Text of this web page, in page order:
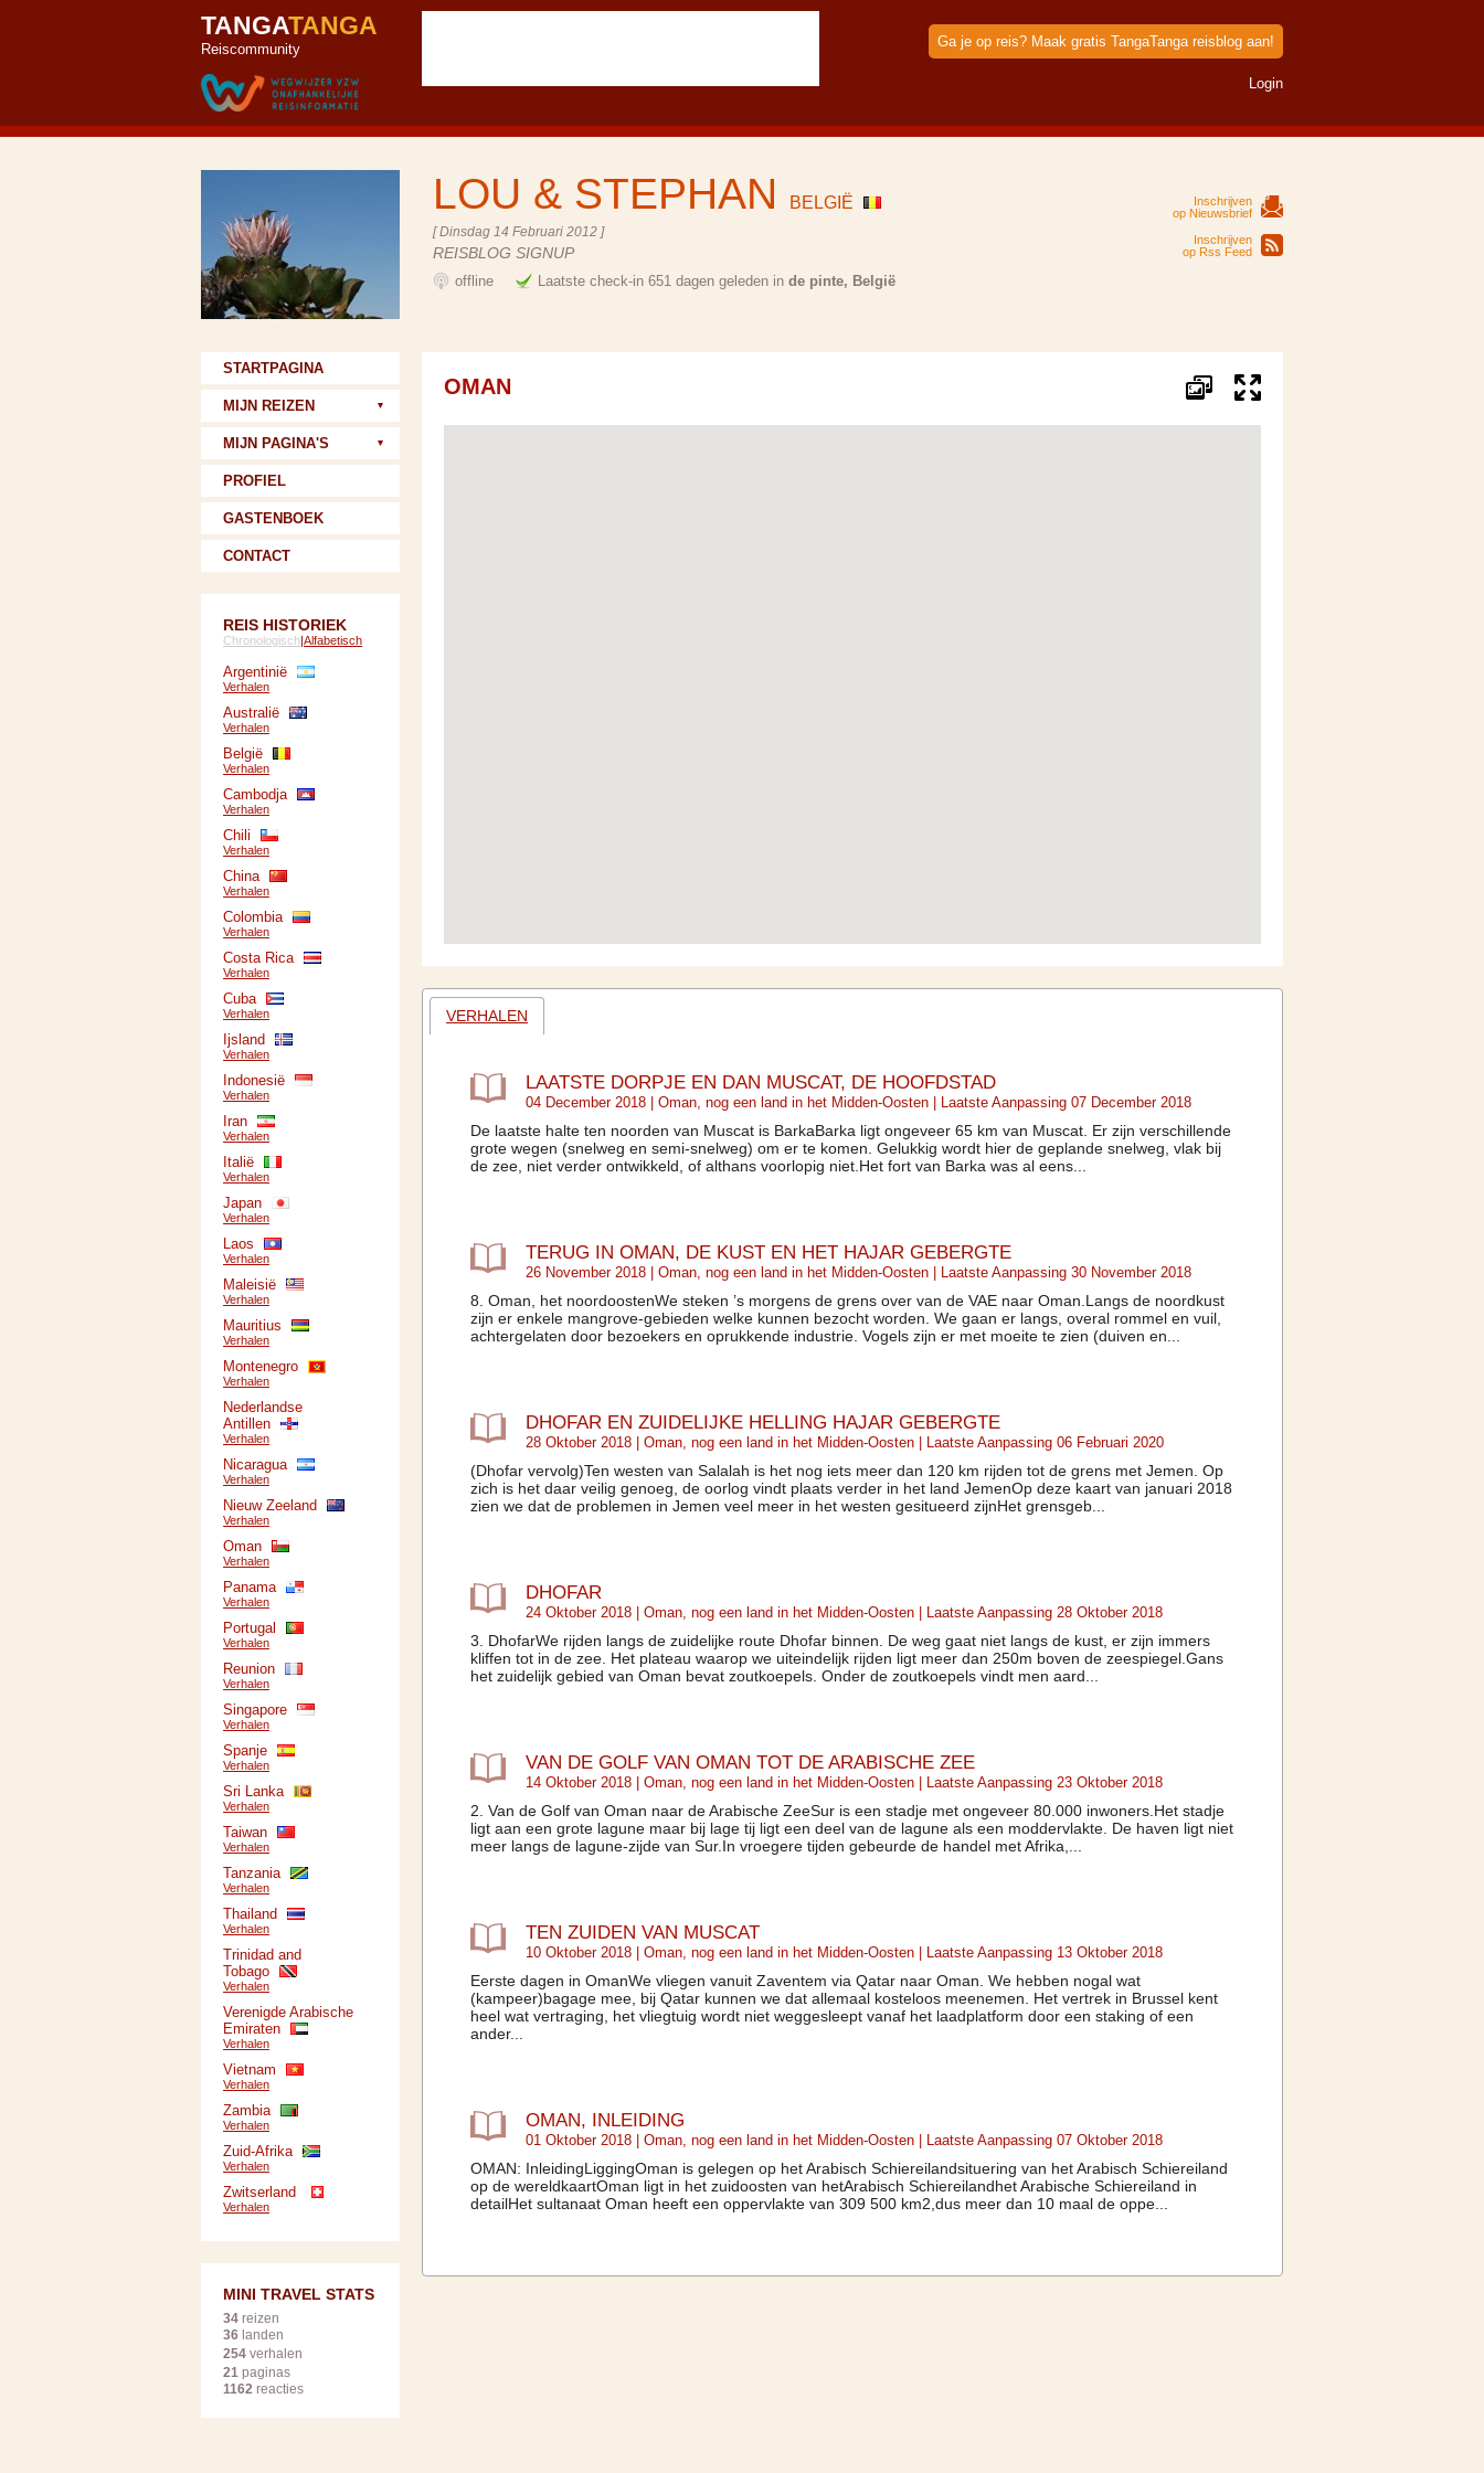
TANGATANGA
Reiscommunity Ga je op reis? Maak gratis TangaTanga reisblog aan!
Login
LOU & STEPHAN BELGIË
[ Dinsdag 14 Februari 2012 ]
REISBLOG SIGNUP
offline Laatste check-in 651 dagen geleden in de pinte, België
Inschrijven
op Nieuwsbrief
Inschrijven
op Rss Feed
OMAN
VERHALEN
LAATSTE DORPJE EN DAN MUSCAT, DE HOOFDSTAD
04 December 2018 | Oman, nog een land in het Midden-Oosten| Laatste Aanpassing 07 December 2018
De laatste halte ten noorden van Muscat is BarkaBarka ligt ongeveer 65 km van Muscat. Er zijn verschillende
grote wegen (snelweg en semi-snelweg) om er te komen. Gelukkig wordt hier de geplande snelweg, vlak bij
de zee, niet verder ontwikkeld, of althans voorlopig niet.Het fort van Barka was al eens...
TERUG IN OMAN, DE KUST EN HET HAJAR GEBERGTE
26 November 2018 | Oman, nog een land in het Midden-Oosten| Laatste Aanpassing 30 November 2018
8. Oman, het noordoostenWe steken ’s morgens de grens over van de VAE naar Oman.Langs de noordkust
zijn er enkele mangrove-gebieden welke kunnen bezocht worden. We gaan er langs, overal rommel en vuil,
achtergelaten door bezoekers en oprukkende industrie. Vogels zijn er met moeite te zien (duiven en...
DHOFAR EN ZUIDELIJKE HELLING HAJAR GEBERGTE
28 Oktober 2018 | Oman, nog een land in het Midden-Oosten| Laatste Aanpassing 06 Februari 2020
(Dhofar vervolg)Ten westen van Salalah is het nog iets meer dan 120 km rijden tot de grens met Jemen. Op
zich is het daar veilig genoeg, de oorlog vindt plaats verder in het land JemenOp deze kaart van januari 2018
zien we dat de problemen in Jemen veel meer in het westen gesitueerd zijnHet grensgeb...
DHOFAR
24 Oktober 2018 | Oman, nog een land in het Midden-Oosten| Laatste Aanpassing 28 Oktober 2018
3. DhofarWe rijden langs de zuidelijke route Dhofar binnen. De weg gaat niet langs de kust, er zijn immers
kliffen tot in de zee. Het plateau waarop we uiteindelijk rijden ligt meer dan 250m boven de zeespiegel.Gans
het zuidelijk gebied van Oman bevat zoutkoepels. Onder de zoutkoepels vindt men aard...
VAN DE GOLF VAN OMAN TOT DE ARABISCHE ZEE
14 Oktober 2018 | Oman, nog een land in het Midden-Oosten| Laatste Aanpassing 23 Oktober 2018
2. Van de Golf van Oman naar de Arabische ZeeSur is een stadje met ongeveer 80.000 inwoners.Het stadje
ligt aan een grote lagune maar bij lage tij ligt een deel van de lagune als een moddervlakte. De haven ligt niet
meer langs de lagune-zijde van Sur.In vroegere tijden gebeurde de handel met Afrika,...
TEN ZUIDEN VAN MUSCAT
10 Oktober 2018 | Oman, nog een land in het Midden-Oosten| Laatste Aanpassing 13 Oktober 2018
Eerste dagen in OmanWe vliegen vanuit Zaventem via Qatar naar Oman. We hebben nogal wat
(kampeer)bagage mee, bij Qatar kunnen we dat allemaal kosteloos meenemen. Het vertrek in Brussel kent
heel wat vertraging, het vliegtuig wordt niet weggesleept vanaf het laadplatform door een staking of een
ander...
OMAN, INLEIDING
01 Oktober 2018 | Oman, nog een land in het Midden-Oosten| Laatste Aanpassing 07 Oktober 2018
OMAN: InleidingLiggingOman is gelegen op het Arabisch Schiereilandsituering van het Arabisch Schiereiland
op de wereldkaartOman ligt in het zuidoosten van hetArabisch Schiereilandhet Arabische Schiereiland in
detailHet sultanaat Oman heeft een oppervlakte van 309 500 km2,dus meer dan 10 maal de oppe...
STARTPAGINA
MIJN REIZEN
MIJN PAGINA'S
PROFIEL
GASTENBOEK
CONTACT
REIS HISTORIEK
Chronologisch|Alfabetisch
Argentinië
Verhalen
Australië
Verhalen
België
Verhalen
Cambodja
Verhalen
Chili
Verhalen
China
Verhalen
Colombia
Verhalen
Costa Rica
Verhalen
Cuba
Verhalen
Ijsland
Verhalen
Indonesië
Verhalen
Iran
Verhalen
Italië
Verhalen
Japan
Verhalen
Laos
Verhalen
Maleisië
Verhalen
Mauritius
Verhalen
Montenegro
Verhalen
Nederlandse
Antillen
Verhalen
Nicaragua
Verhalen
Nieuw Zeeland
Verhalen
Oman
Verhalen
Panama
Verhalen
Portugal
Verhalen
Reunion
Verhalen
Singapore
Verhalen
Spanje
Verhalen
Sri Lanka
Verhalen
Taiwan
Verhalen
Tanzania
Verhalen
Thailand
Verhalen
Trinidad and
Tobago
Verhalen
Verenigde Arabische
Emiraten
Verhalen
Vietnam
Verhalen
Zambia
Verhalen
Zuid-Afrika
Verhalen
Zwitserland
Verhalen
MINI TRAVEL STATS
34 reizen
36 landen
254 verhalen
21 paginas
1162 reacties